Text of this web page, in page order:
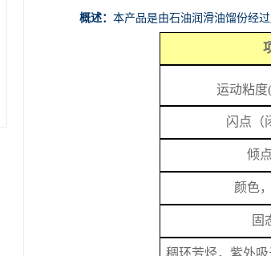
概述： 本产品是由石油润滑油馏份经
运动粘度
闪 点 （
倾点
颜色
固